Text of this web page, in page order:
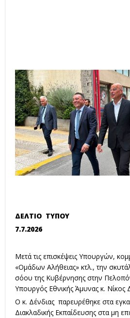
ΔΕΛΤΙΟ ΤΥΠΟΥ
7.7.2026
Μετά τις επισκέψεις Υπουργών,
«Ομάδων Αλήθειας» κτλ., την
σόου της Κυβέρνησης στην
Υπουργός Εθνικής Άμυνας κ. Νίκος
Ο κ. Δένδιας παρευρέθηκε στα
Διακλαδικής Εκπαίδευσης στα μη